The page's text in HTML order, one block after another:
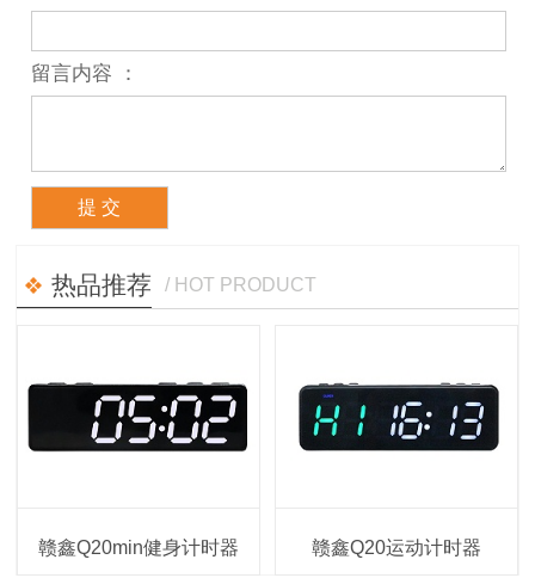
留言内容 ：
热品推荐 / HOT PRODUCT
赣鑫Q20min健身计时器 赣鑫Q20运动计时器